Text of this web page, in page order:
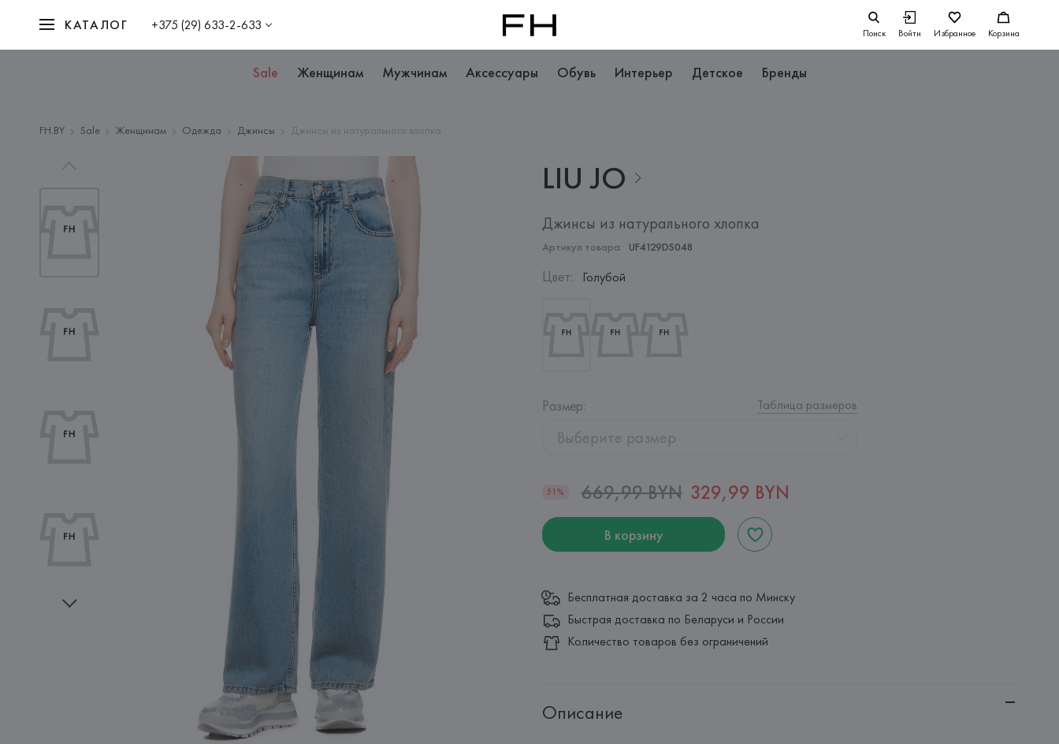
КАТАЛОГ +375 (29) 633-2-633 Поиск Войти Избранное Корзина
Sale Женщинам Мужчинам Аксессуары Обувь Интерьер Детское Бренды
FH.BY Sale Женщинам Одежда Джинсы Джинсы из натурального хлопка
LIU JO
Джинсы из натурального хлопка
Артикул товара: UF4129DS048
Цвет: Голубой
Размер: Таблица размеров
Выберите размер
51% 669,99 BYN 329,99 BYN
В корзину
Бесплатная доставка за 2 часа по Минску
Быстрая доставка по Беларуси и России
Количество товаров без ограничений
Описание